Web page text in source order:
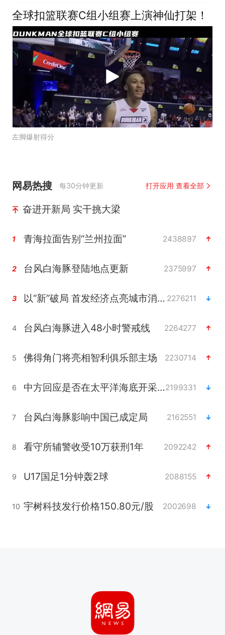
全球扣篮联赛C组小组赛上演神仙打架！
左脚爆射得分
网易热搜 每30分钟更新 打开应用 查看全部
奋进开新局 实干挑大梁
1 青海拉面告别“兰州拉面” 2438897
2 台风白海豚登陆地点更新 2375997
3 以“新”破局 首发经济点亮城市消费活力 2276211
4 台风白海豚进入48小时警戒线 2264277
5 佛得角门将亮相智利俱乐部主场 2230714
6 中方回应是否在太平洋海底开采稀土2199331
7 台风白海豚影响中国已成定局 2162551
8 看守所辅警收受10万获刑1年 2092242
9 U17国足1分钟轰2球 2088155
10 宇树科技发行价格150.80元/股 2002698